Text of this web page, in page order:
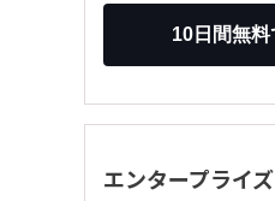
エンタープライズ